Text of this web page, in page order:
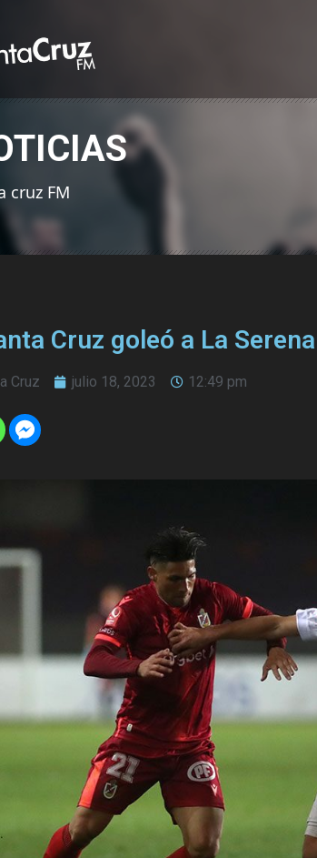
cruz FM
Cruz goleó a La
Cruz julio 18, 2023 12:49 pm